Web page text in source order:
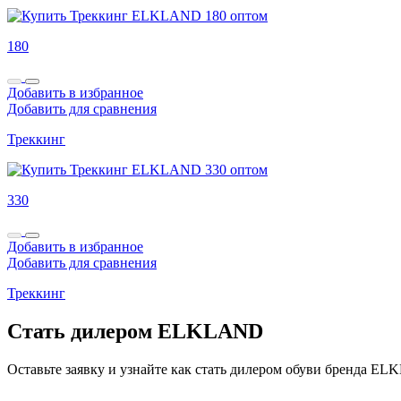
180
Добавить в избранное
Добавить для сравнения
Треккинг
330
Добавить в избранное
Добавить для сравнения
Треккинг
Стать дилером ELKLAND
Оставьте заявку и узнайте как стать дилером обуви бренда